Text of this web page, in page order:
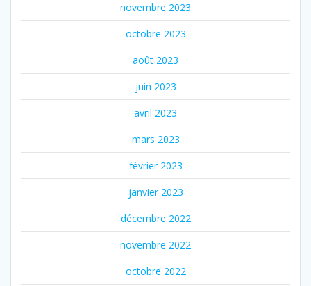
novembre 2023
octobre 2023
août 2023
juin 2023
avril 2023
mars 2023
février 2023
janvier 2023
décembre 2022
novembre 2022
octobre 2022